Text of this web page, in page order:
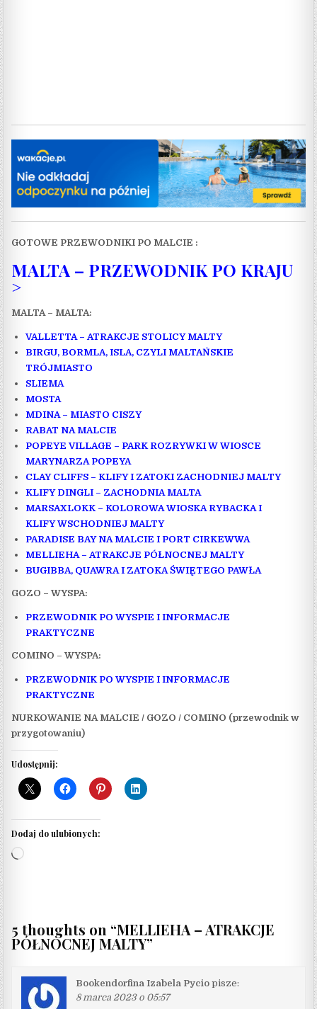
GOTOWE PRZEWODNIKI PO MALCIE :
MALTA – PRZEWODNIK PO KRAJU
>
MALTA – MALTA:
VALLETTA – ATRAKCJE STOLICY MALTY
BIRGU, BORMLA, ISLA, CZYLI MALTAŃSKIE
TRÓJMIASTO
SLIEMA
MOSTA
MDINA – MIASTO CISZY
RABAT NA MALCIE
POPEYE VILLAGE – PARK ROZRYWKI W WIOSCE
MARYNARZA POPEYA
CLAY CLIFFS – KLIFY I ZATOKI ZACHODNIEJ MALTY
KLIFY DINGLI – ZACHODNIA MALTA
MARSAXLOKK – KOLOROWA WIOSKA RYBACKA I
KLIFY WSCHODNIEJ MALTY
PARADISE BAY NA MALCIE I PORT CIRKEWWA
MELLIEHA – ATRAKCJE PÓŁNOCNEJ MALTY
BUGIBBA, QUAWRA I ZATOKA ŚWIĘTEGO PAWŁA
GOZO – WYSPA:
PRZEWODNIK PO WYSPIE I INFORMACJE
PRAKTYCZNE
COMINO – WYSPA:
PRZEWODNIK PO WYSPIE I INFORMACJE
PRAKTYCZNE
NURKOWANIE NA MALCIE / GOZO / COMINO (przewodnik w
przygotowaniu)
Udostępnij:
Dodaj do ulubionych:
Wczytywanie…
5 thoughts on “MELLIEHA – ATRAKCJE
PÓŁNOCNEJ MALTY”
Bookendorfina Izabela Pycio pisze:
8 marca 2023 o 05:57